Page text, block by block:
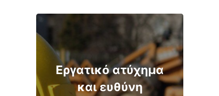
Εργατικό ατύχημα
και ευθύνη